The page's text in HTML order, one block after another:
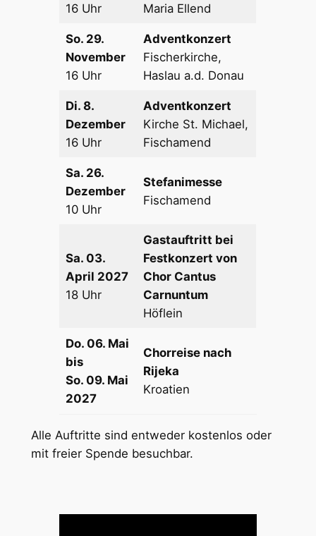
16 Uhr
Maria Ellend
So. 29.
November
16 Uhr
Adventkonzert
Fischerkirche,
Haslau a.d. Donau
Di. 8.
Dezember
16 Uhr
Adventkonzert
Kirche St. Michael,
Fischamend
Sa. 26.
Dezember
10 Uhr
Stefanimesse
Fischamend
Sa. 03.
April 2027
18 Uhr
Gastauftritt bei
Festkonzert von
Chor Cantus
Carnuntum
Höflein
Do. 06. Mai
bis
So. 09. Mai
2027
Chorreise nach
Rijeka
Kroatien
Alle Auftritte sind entweder kostenlos oder
mit freier Spende besuchbar.